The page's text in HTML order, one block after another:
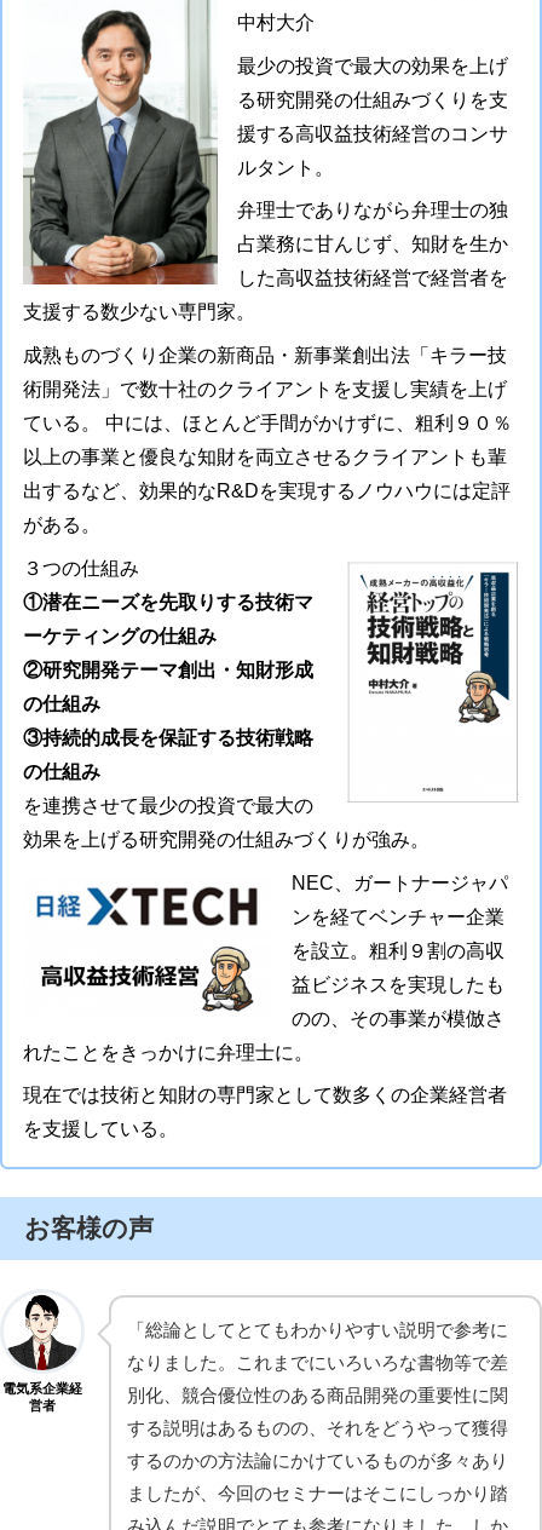
中村大介
最少の投資で最大の効果を上げ
る研究開発の仕組みづくりを支
援する高収益技術経営のコンサ
ルタント。
弁理士でありながら弁理士の独
占業務に甘んじず、知財を生か
した高収益技術経営で経営者を
支援する数少ない専門家。
成熟ものづくり企業の新商品・新事業創出法「キラー技
術開発法」で数十社のクライアントを支援し実績を上げ
ている。 中には、ほとんど手間がかけずに、粗利９０％
以上の事業と優良な知財を両立させるクライアントも輩
出するなど、効果的なR&Dを実現するノウハウには定評
がある。
３つの仕組み
①潜在ニーズを先取りする技術マ
ーケティングの仕組み
②研究開発テーマ創出・知財形成
の仕組み
③持続的成長を保証する技術戦略
の仕組み
を連携させて最少の投資で最大の
効果を上げる研究開発の仕組みづくりが強み。
NEC、ガートナージャパ
ンを経てベンチャー企業
を設立。粗利９割の高収
益ビジネスを実現したも
のの、その事業が模倣さ
れたことをきっかけに弁理士に。
現在では技術と知財の専門家として数多くの企業経営者
を支援している。
お客様の声
電気系企業経
営者
「総論としてとてもわかりやすい説明で参考に
なりました。これまでにいろいろな書物等で差
別化、競合優位性のある商品開発の重要性に関
する説明はあるものの、それをどうやって獲得
するのかの方法論にかけているものが多々あり
ましたが、今回のセミナーはそこにしっかり踏
み込んだ説明でとても参考になりました。しか